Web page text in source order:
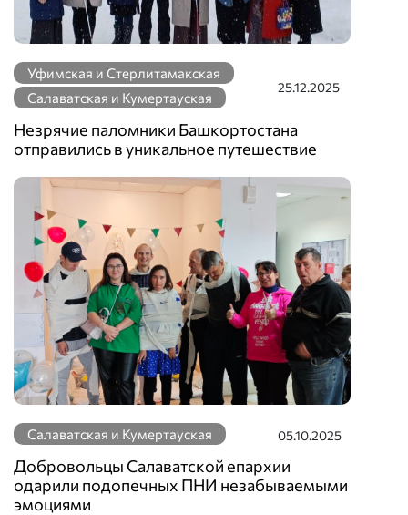
Уфимская и Стерлитамакская
Салаватская и Кумертауская
25.12.2025
Незрячие паломники Башкортостана
отправились в уникальное путешествие
Салаватская и Кумертауская 05.10.2025
Добровольцы Салаватской епархии
одарили подопечных ПНИ незабываемыми
эмоциями